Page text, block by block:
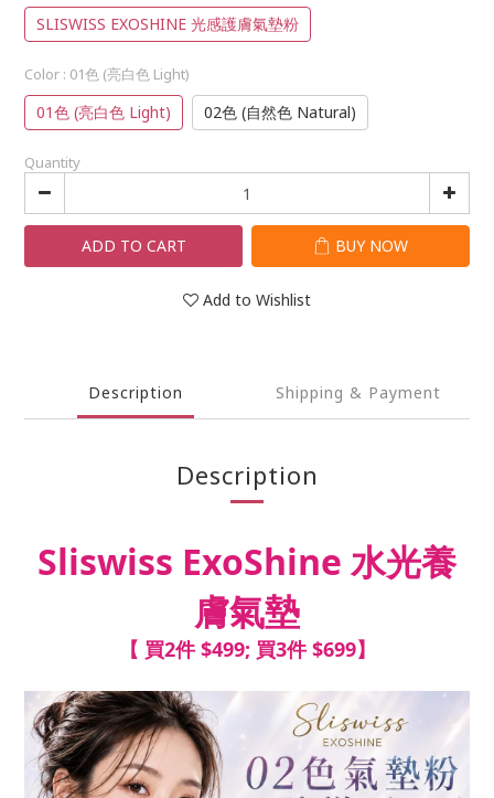
SLISWISS EXOSHINE 光感護膚氣墊粉
Color : 01色 (亮白色 Light)
01色 (亮白色 Light) 02色 (自然色 Natural)
Quantity
ADD TO CART BUY NOW
Add to Wishlist
Description Shipping & Payment
Description
Sliswiss ExoShine 水光養
膚氣墊
【 買2件 $499; 買3件 $699】